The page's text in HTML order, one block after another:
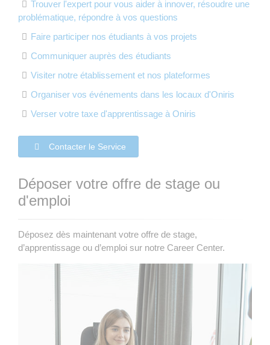
Trouver l'expert pour vous aider à innover, résoudre une
problématique, répondre à vos questions
Faire participer nos étudiants à vos projets
Communiquer auprès des étudiants
Visiter notre établissement et nos plateformes
Organiser vos événements dans les locaux d'Oniris
Verser votre taxe d'apprentissage à Oniris
Contacter le Service
Déposer votre offre de stage ou
d'emploi
Déposez dès maintenant votre offre de stage,
d’apprentissage ou d’emploi sur notre Career Center.